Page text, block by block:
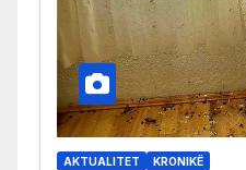
AKTUALITET KRONIKË